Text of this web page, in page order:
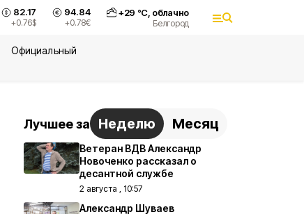
82.17
+0.76$
94.84
+0.78€
+29 °С, облачно
Белгород
Официальный
Лучшее за Неделю Месяц
Ветеран ВДВ Александр
Новоченко рассказал о
десантной службе
2 августа , 10:57
Александр Шуваев